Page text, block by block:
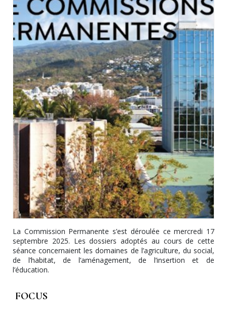
La Commission Permanente s’est déroulée ce mercredi 17
septembre 2025. Les dossiers adoptés au cours de cette
séance concernaient les domaines de l’agriculture, du social,
de l’habitat, de l’aménagement, de l’insertion et de
l’éducation.
FOCUS